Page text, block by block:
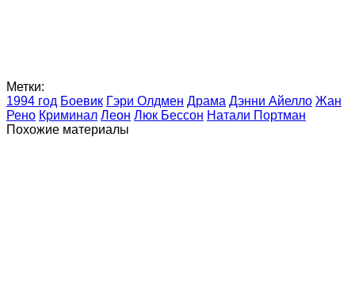
Метки:
1994 год Боевик Гэри Олдмен Драма Дэнни Айелло Жан
Рено Криминал Леон Люк Бессон Натали Портман
Похожие материалы